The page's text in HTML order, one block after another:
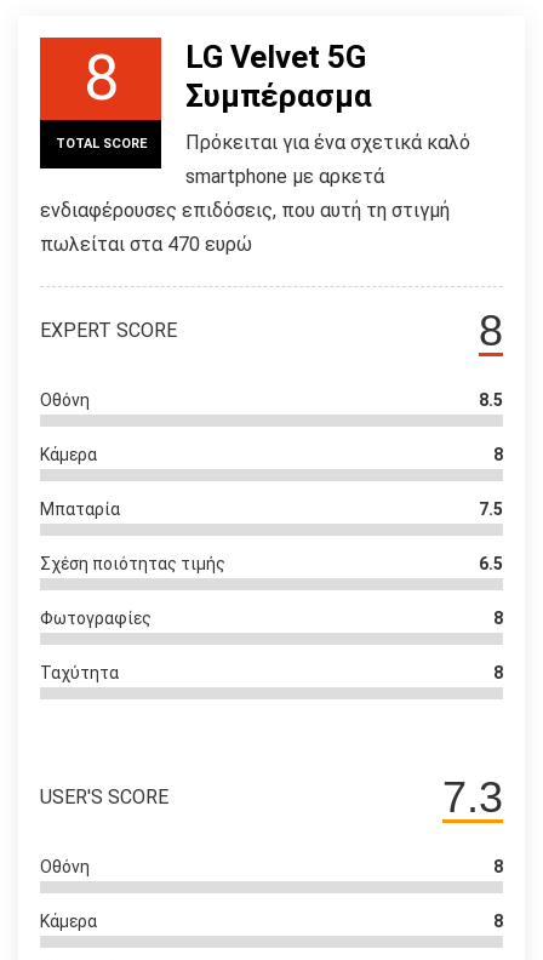
8
TOTAL SCORE
LG Velvet 5G
Συμπέρασμα
Πρόκειται για ένα σχετικά καλό
smartphone με αρκετά
ενδιαφέρουσες επιδόσεις, που αυτή τη στιγμή
πωλείται στα 470 ευρώ
8
EXPERT SCORE
Οθόνη 8.5
Κάμερα 8
Μπαταρία 7.5
Σχέση ποιότητας τιμής 6.5
Φωτογραφίες 8
Ταχύτητα 8
7.3
USER'S SCORE
Οθόνη 8
Κάμερα 8